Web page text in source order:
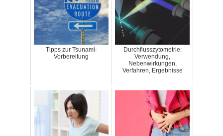
Tipps zur Tsunami-
Vorbereitung
Durchflusszytometrie:
Verwendung,
Nebenwirkungen,
Verfahren, Ergebnisse